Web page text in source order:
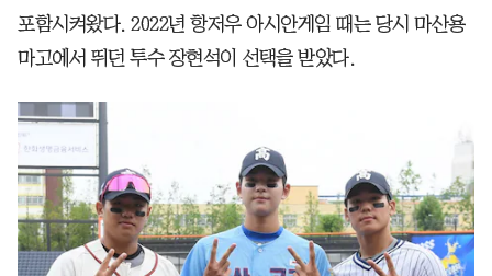
포함시켜왔다. 2022년 항저우 아시안게임 때는 당시 마산용
마고에서 뛰던 투수 장현석이 선택을 받았다.